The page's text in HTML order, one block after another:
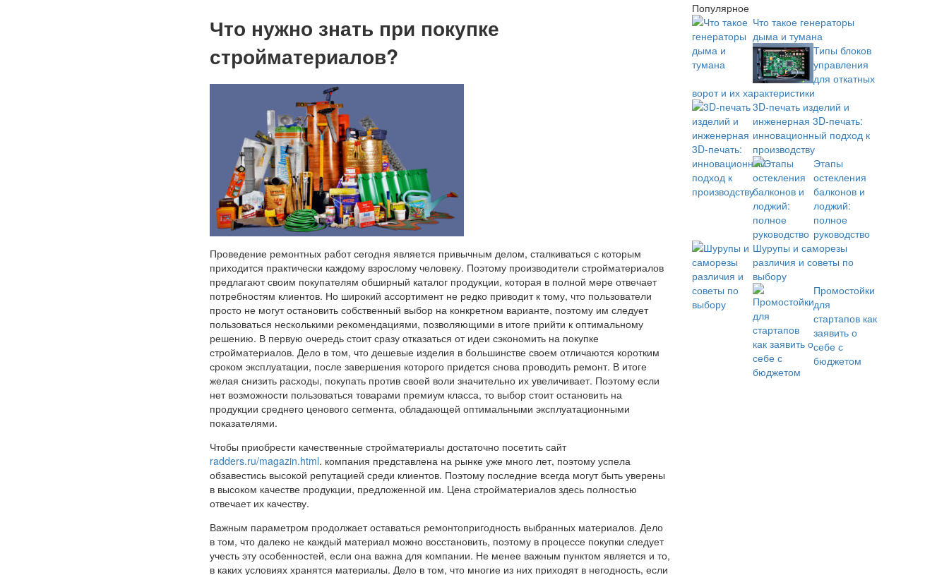
Что нужно знать при покупке
стройматериалов?
Проведение ремонтных работ сегодня является привычным делом, сталкиваться с которым
приходится практически каждому взрослому человеку. Поэтому производители стройматериалов
предлагают своим покупателям обширный каталог продукции, которая в полной мере отвечает
потребностям клиентов. Но широкий ассортимент не редко приводит к тому, что пользователи
просто не могут остановить собственный выбор на конкретном варианте, поэтому им следует
пользоваться несколькими рекомендациями, позволяющими в итоге прийти к оптимальному
решению. В первую очередь стоит сразу отказаться от идеи сэкономить на покупке
стройматериалов. Дело в том, что дешевые изделия в большинстве своем отличаются коротким
сроком эксплуатации, после завершения которого придется снова проводить ремонт. В итоге
желая снизить расходы, покупать против своей воли значительно их увеличивает. Поэтому если
нет возможности пользоваться товарами премиум класса, то выбор стоит остановить на
продукции среднего ценового сегмента, обладающей оптимальными эксплуатационными
показателями.
Чтобы приобрести качественные стройматериалы достаточно посетить сайт
radders.ru/magazin.html. компания представлена на рынке уже много лет, поэтому успела
обзавестись высокой репутацией среди клиентов. Поэтому последние всегда могут быть уверены
в высоком качестве продукции, предложенной им. Цена стройматериалов здесь полностью
отвечает их качеству.
Важным параметром продолжает оставаться ремонтопригодность выбранных материалов. Дело
в том, что далеко не каждый материал можно восстановить, поэтому в процессе покупки следует
учесть эту особенностей, если она важна для компании. Не менее важным пунктом является и то,
в каких условиях хранятся материалы. Дело в том, что многие из них приходят в негодность, если
Популярное
Что такое генераторы
дыма и тумана
Типы блоков
управления
для откатных
ворот и их характеристики
3D-печать изделий и
инженерная 3D-печать:
инновационный подход к
производству
Этапы
остекления
балконов и
лоджий:
полное
руководство
Шурупы и саморезы
различия и советы по
выбору
Промостойки
для
стартапов как
заявить о
себе с
бюджетом